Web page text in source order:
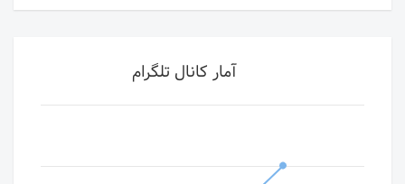
آمار کانال تلگرام